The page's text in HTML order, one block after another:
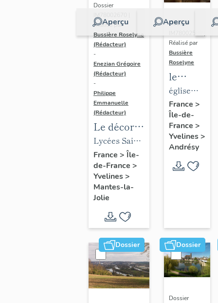
Aperçu
Dossier
IM78002670 |
Réalisé par
Bussière Roselyne
(Rédacteur)
-
Enezian Grégoire
(Rédacteur)
-
Philippe
Emmanuelle
(Rédacteur)
Le décor
des lycées
de Mantes
Lycées Saint-
Exupéry et
Jean Rostand
France > Île-
de-France >
Yvelines>
Mantes-la-
Jolie
Aperçu
Dossier
Réalisé par
Bussière
Roselyne
le
mobilier
de
l'église
Saint-
Germain-
de-
Paris
église
paroissiale
Saint-
Germain
France >
Île-de-
France >
Yvelines>
Andrésy
Dossier Dossier
Dossier